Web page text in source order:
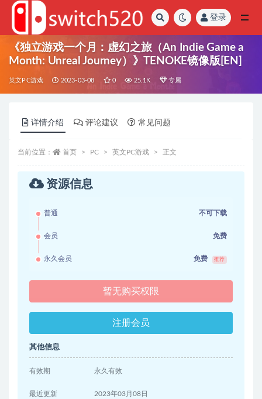
登录
《独立游戏一个月：虚幻之旅（An Indie Game a
Month: Unreal Journey）》TENOKE镜像版[EN]
英文PC游戏 2023-03-08 0 25.1K 专属
详情介绍 评论建议 常见问题
当前位置： 首页 PC 英文PC游戏 正文
资源信息
普通 不可下载
会员 免费
永久会员 免费 推荐
暂无购买权限
注册会员
其他信息
有效期 永久有效
最近更新 2023年03月08日